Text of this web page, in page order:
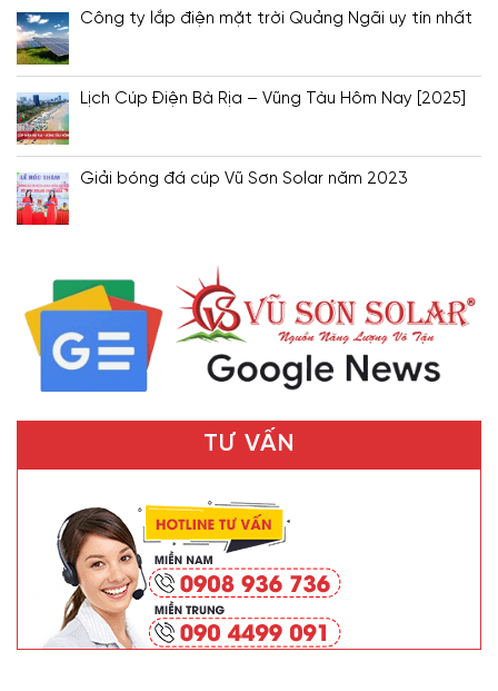
Công ty lắp điện mặt trời Quảng Ngãi uy tín nhất
Lịch Cúp Điện Bà Rịa – Vũng Tàu Hôm Nay [2025]
Giải bóng đá cúp Vũ Sơn Solar năm 2023
TƯ VẤN